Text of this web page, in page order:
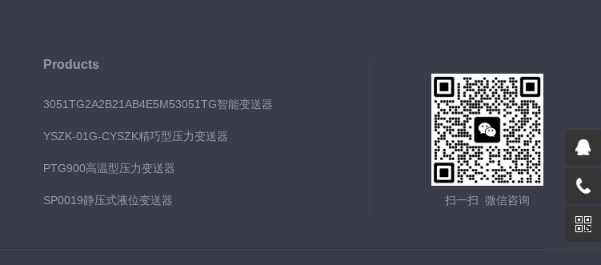
Products
3051TG2A2B21AB4E5M53051TG智能变送器
YSZK-01G-CYSZK精巧型压力变送器
PTG900高温型压力变送器
SP0019静压式液位变送器 扫一扫 微信咨询